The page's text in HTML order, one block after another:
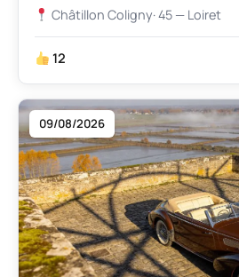
Châtillon Coligny· 45 — Loiret
12
09/08/2026